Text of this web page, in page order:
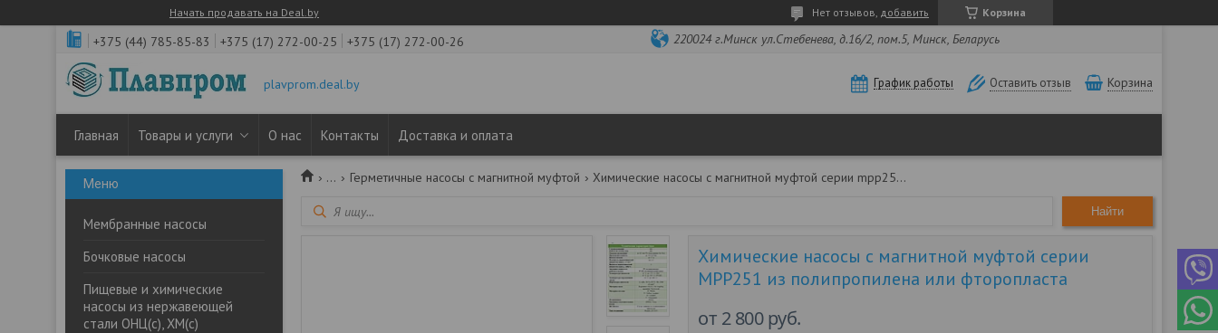
Начать продавать на Deal.by Корзина
Нет отзывов, добавить
+375 (44) 785-85-83 +375 (17) 272-00-25 +375 (17) 272-00-26 220024 г.Минск ул.Стебенева, д.16/2, пом.5, Минск, Беларусь
plavprom.deal.by График работы Оставить отзыв Корзина
Главная Товары и услуги О нас Контакты Доставка и оплата
Мембранные насосы
Бочковые насосы
Пищевые и химические
насосы из нержавеющей
стали ОНЦ(с), ХМ(с)
... Герметичные насосы с магнитной муфтой Химические насосы с магнитной муфтой серии mpр251 из полипропилена или фторопласта
Найти
Химические насосы с магнитной муфтой серии
MPР251 из полипропилена или фторопласта
от 2 800 руб.